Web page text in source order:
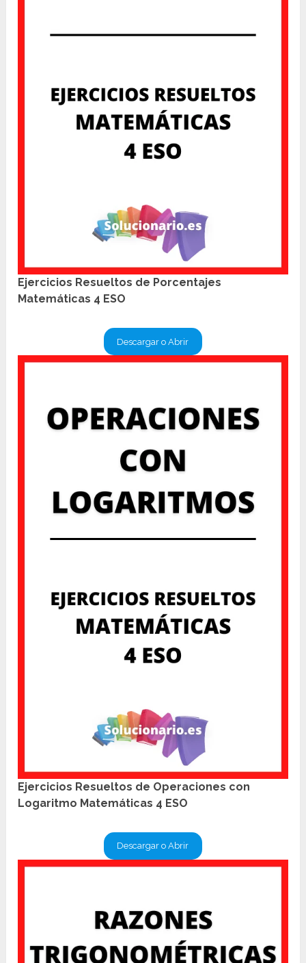
Ejercicios Resueltos de Porcentajes
Matemáticas 4 ESO
Descargar o Abrir
Ejercicios Resueltos de Operaciones con
Logaritmo Matemáticas 4 ESO
Descargar o Abrir